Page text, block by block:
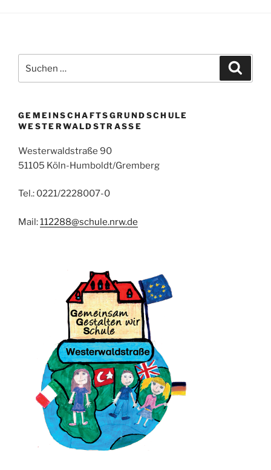
nach:
GEMEINSCHAFTSGRUNDSCHULE
WESTERWALDSTRASSE
Westerwaldstraße 90
51105 Köln-Humboldt/Gremberg
Tel.: 0221/2228007-0
Mail:112288@schule.nrw.de